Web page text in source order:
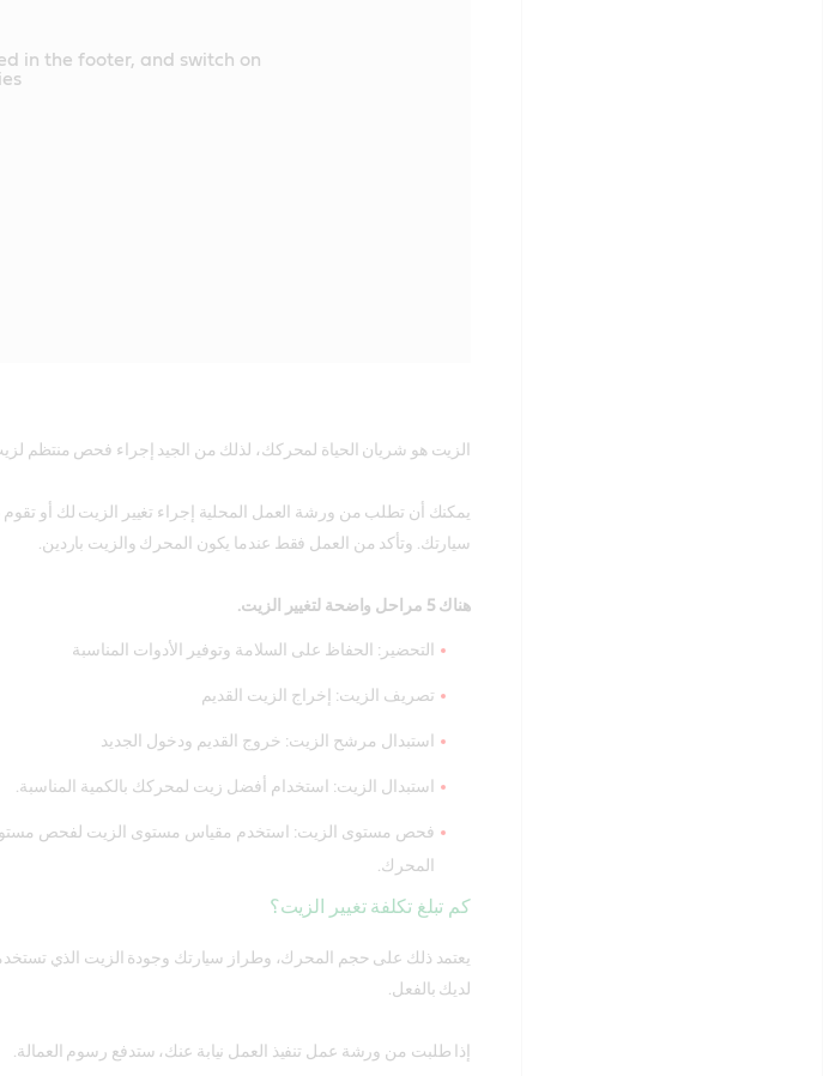
in the footer, and switch on
الزيت هو شريان الحياة لمحركك، لذلك من الجيد إجراء فحص منتظم
يمكنك أن تطلب من ورشة العمل المحلية إجراء تغيير الزيت لك أو
سيارتك. وتأكد من العمل فقط عندما يكون المحرك والزيت باردين.
هناك 5 مراحل واضحة لتغيير الزيت.
التحضير: الحفاظ على السلامة وتوفير الأدوات المناسبة
تصريف الزيت: إخراج الزيت القديم
استبدال مرشح الزيت: خروج القديم ودخول الجديد
استبدال الزيت: استخدام أفضل زيت لمحركك بالكمية المناسبة.
فحص مستوى الزيت: استخدم مقياس مستوى الزيت لفحص مستوى
المحرك.
كم تبلغ تكلفة تغيير الزيت؟
يعتمد ذلك على حجم المحرك، وطراز سيارتك وجودة الزيت الذي
لديك بالفعل.
إذا طلبت من ورشة عمل تنفيذ العمل نيابة عنك، ستدفع رسوم العمالة.